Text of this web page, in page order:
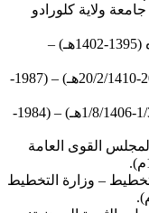
ولاية كلورادو
مبتعث لتحضير الماجستير والدكتوراه (1395-1402هـ) –
رئيس قسم العلوم الإدارية (20/2/1407-20/2/1410هـ) – (1987-
رئيس قسم متابعة المبتعثين (1/3/1404-1/8/1406هـ) – (1984-
القوى العامة
– وزارة التخطيط